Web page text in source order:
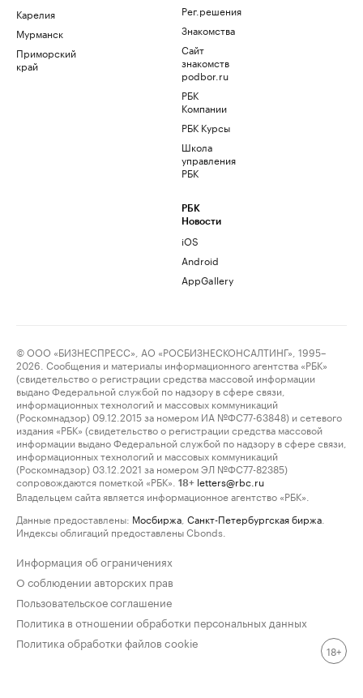
Карелия
Мурманск
Приморский
край
Рег.решения
Знакомства
Сайт
знакомств
podbor.ru
РБК
Компании
РБК Курсы
Школа
управления
РБК
РБК
Новости
iOS
Android
AppGallery
© ООО «БИЗНЕСПРЕСС», АО «РОСБИЗНЕСКОНСАЛТИНГ», 1995–
2026. Сообщения и материалы информационного агентства «РБК»
(свидетельство о регистрации средства массовой информации
выдано Федеральной службой по надзору в сфере связи,
информационных технологий и массовых коммуникаций
(Роскомнадзор) 09.12.2015 за номером ИА №ФС77-63848) и сетевого
издания «РБК» (свидетельство о регистрации средства массовой
информации выдано Федеральной службой по надзору в сфере связи,
информационных технологий и массовых коммуникаций
(Роскомнадзор) 03.12.2021 за номером ЭЛ №ФС77-82385)
сопровождаются пометкой «РБК».
18+ letters@rbc.ru
Владельцем сайта является информационное агентство «РБК».
Данные предоставлены: Мосбиржа Санкт-Петербургская биржа
Индексы облигаций предоставлены Cbonds.
Информация об ограничениях
О соблюдении авторских прав
Пользовательское соглашение
Политика в отношении обработки персональных данных
Политика обработки файлов cookie
18+